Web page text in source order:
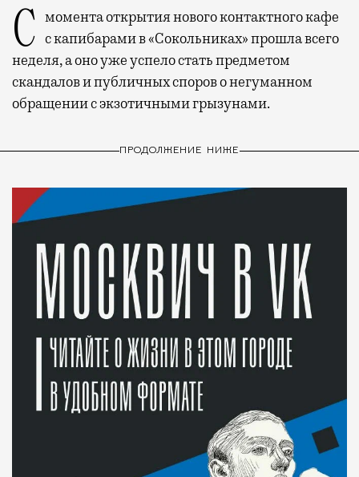
С момента открытия нового контактного кафе с капибарами в «Сокольниках» прошла всего
неделя, а оно уже успело стать предметом
скандалов и публичных споров о негуманном
обращении с экзотичными грызунами.
ПРОДОЛЖЕНИЕ НИЖЕ